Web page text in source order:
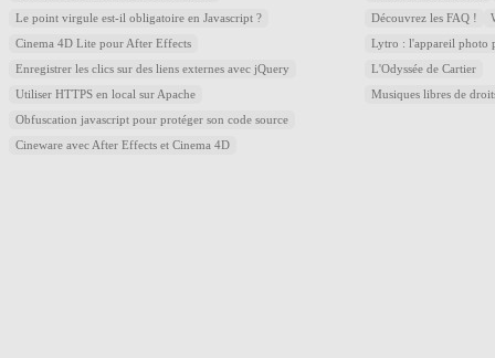
Le point virgule est-il obligatoire en Javascript ?
Cinema 4D Lite pour After Effects
Enregistrer les clics sur des liens externes avec jQuery
Utiliser HTTPS en local sur Apache
Obfuscation javascript pour protéger son code source
Cineware avec After Effects et Cinema 4D
Découvrez les FAQ !
Lytro : l'appareil photo
L'Odyssée de Cartier
Musiques libres de